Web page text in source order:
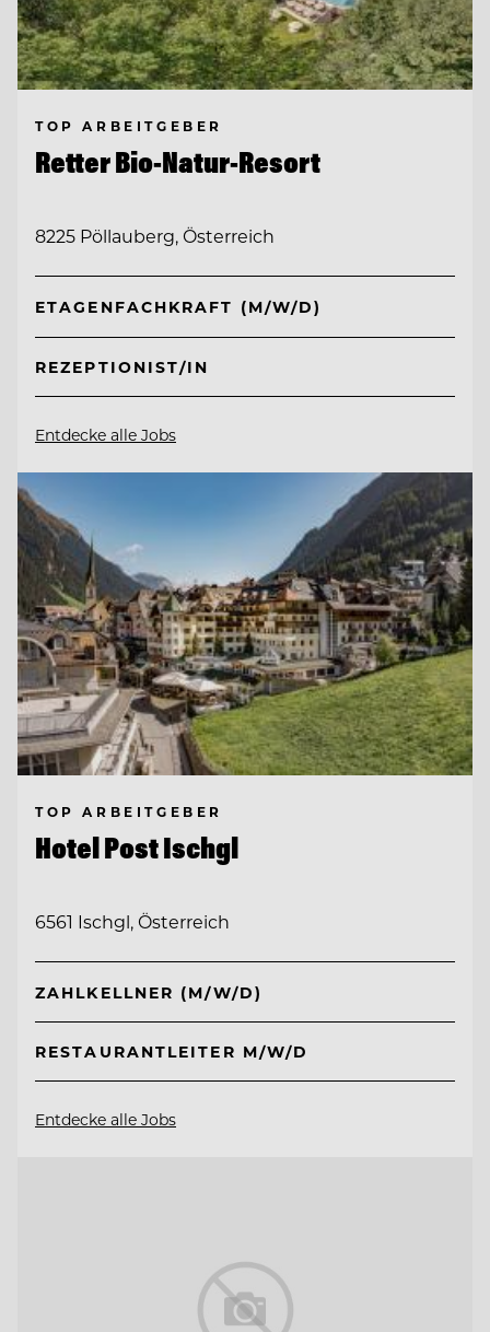
TOP ARBEITGEBER
Retter Bio-Natur-Resort
8225 Pöllauberg, Österreich
ETAGENFACHKRAFT (M/W/D)
REZEPTIONIST/IN
Entdecke alle Jobs
TOP ARBEITGEBER
Hotel Post Ischgl
6561 Ischgl, Österreich
ZAHLKELLNER (M/W/D)
RESTAURANTLEITER M/W/D
Entdecke alle Jobs